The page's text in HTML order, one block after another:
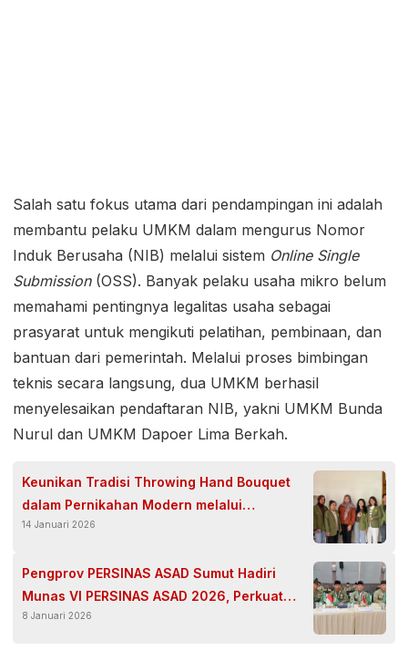
Salah satu fokus utama dari pendampingan ini adalah
membantu pelaku UMKM dalam mengurus Nomor
Induk Berusaha (NIB) melalui sistem Online Single
Submission(OSS). Banyak pelaku usaha mikro belum
memahami pentingnya legalitas usaha sebagai
prasyarat untuk mengikuti pelatihan, pembinaan, dan
bantuan dari pemerintah. Melalui proses bimbingan
teknis secara langsung, dua UMKM berhasil
menyelesaikan pendaftaran NIB, yakni UMKM Bunda
Nurul dan UMKM Dapoer Lima Berkah.
Keunikan Tradisi Throwing Hand Bouquet
dalam Pernikahan Modern melalui
Pengalaman Magang Mahasiswa UPN
14 Januari 2026
Pengprov PERSINAS ASAD Sumut Hadiri
Munas VI PERSINAS ASAD 2026, Perkuat
Konsolidasi dan Prestasi Pesilat Daerah
8 Januari 2026